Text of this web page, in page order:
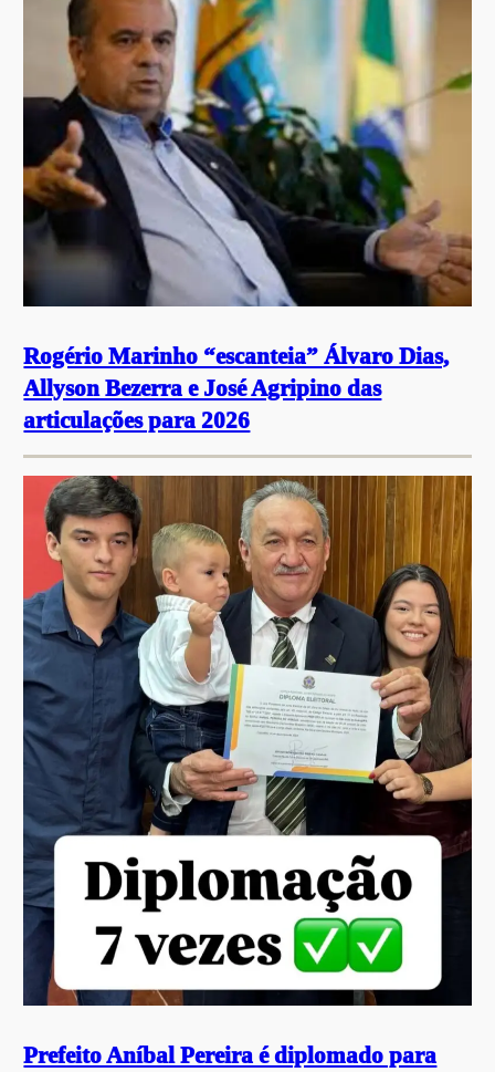
Rogério Marinho “escanteia” Álvaro Dias,
Allyson Bezerra e José Agripino das
articulações para 2026
Prefeito Aníbal Pereira é diplomado para